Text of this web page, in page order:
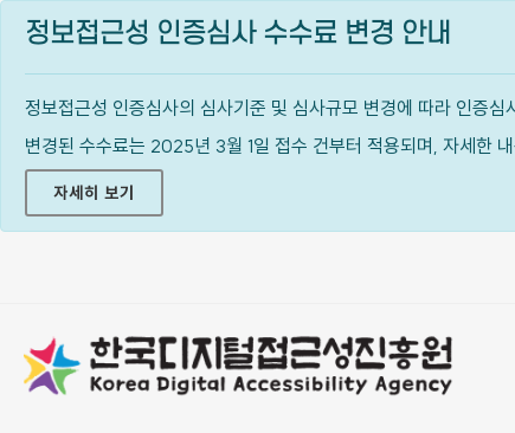
정보접근성 인증심사 수수료 변경 안내
정보접근성 인증심사의 심사기준 및 심사규모 변경에 따라 인증심
변경된 수수료는 2025년 3월 1일 접수 건부터 적용되며, 자세한
자세히 보기